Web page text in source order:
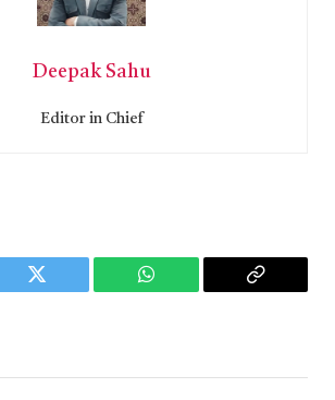
Deepak Sahu
Editor in Chief
Twitter WhatsApp
Copy